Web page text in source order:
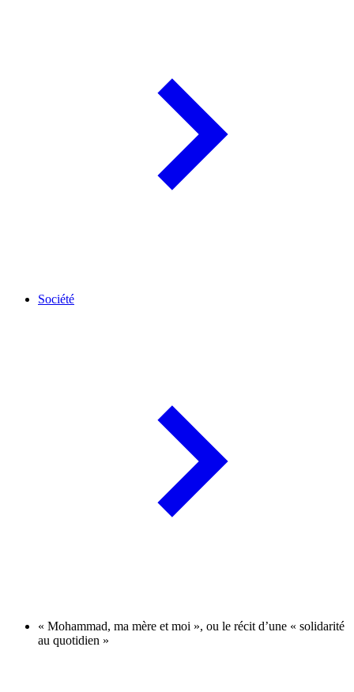
Société
« Mohammad, ma mère et moi », ou le récit d’une « solidarité
au quotidien »